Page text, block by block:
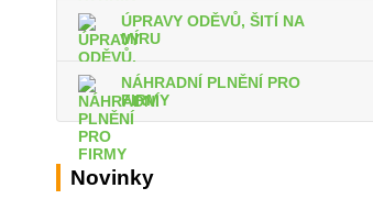
ÚPRAVY ODĚVŮ, ŠITÍ NA
MÍRU
NÁHRADNÍ PLNĚNÍ PRO
FIRMY
Novinky